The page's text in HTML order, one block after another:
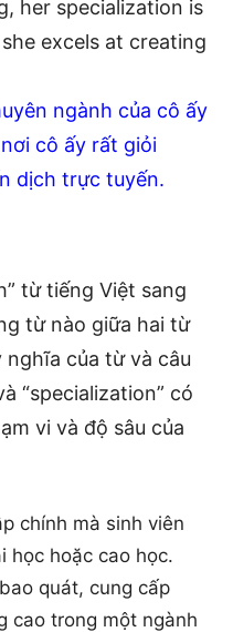
her specialization is
excels at creating
ngành của cô ấy
cô ấy rất giỏi
dịch trực tuyến.
từ tiếng Việt sang
từ nào giữa hai từ
của từ và câu
“specialization” có
vi và độ sâu của
chính mà sinh viên
học hoặc cao học.
quát, cung cấp
cao trong một ngành